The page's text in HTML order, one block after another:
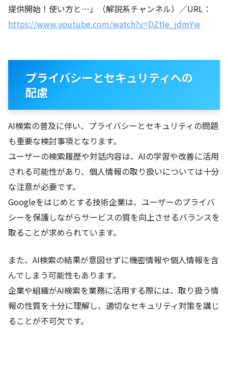
提供開始！使い方と…」（解説系チャンネル）／URL：
https://www.youtube.com/watch?v=DZtIe_jdmYw
プライバシーとセキュリティへの
配慮
AI検索の普及に伴い、プライバシーとセキュリティの問題
も重要な検討事項となります。
ユーザーの検索履歴や対話内容は、AIの学習や改善に活用
される可能性があり、個人情報の取り扱いについては十分
な注意が必要です。
Googleをはじめとする技術企業は、ユーザーのプライバ
シーを保護しながらサービスの質を向上させるバランスを
取ることが求められています。
また、AI検索の結果が意図せずに機密情報や個人情報を含
んでしまう可能性もあります。
企業や組織がAI検索を業務に活用する際には、取り扱う情
報の性質を十分に理解し、適切なセキュリティ対策を講じ
ることが不可欠です。